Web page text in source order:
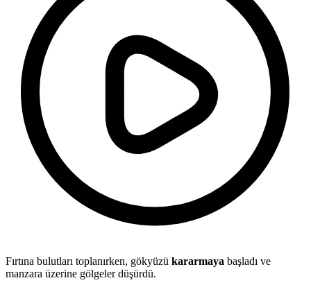
Fırtına bulutları toplanırken, gökyüzü kararmaya başladı ve
manzara üzerine gölgeler düşürdü.